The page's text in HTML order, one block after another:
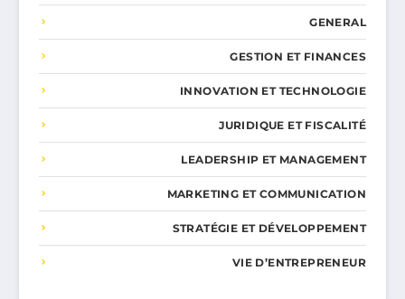
GENERAL
GESTION ET FINANCES
INNOVATION ET TECHNOLOGIE
JURIDIQUE ET FISCALITÉ
LEADERSHIP ET MANAGEMENT
MARKETING ET COMMUNICATION
STRATÉGIE ET DÉVELOPPEMENT
VIE D’ENTREPRENEUR